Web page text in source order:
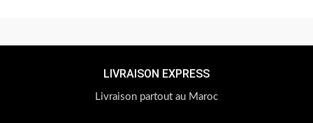
LIVRAISON EXPRESS
Livraison partout au Maroc